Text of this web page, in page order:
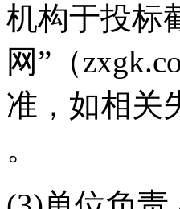
机构于投标
网”（
准，如相关
。